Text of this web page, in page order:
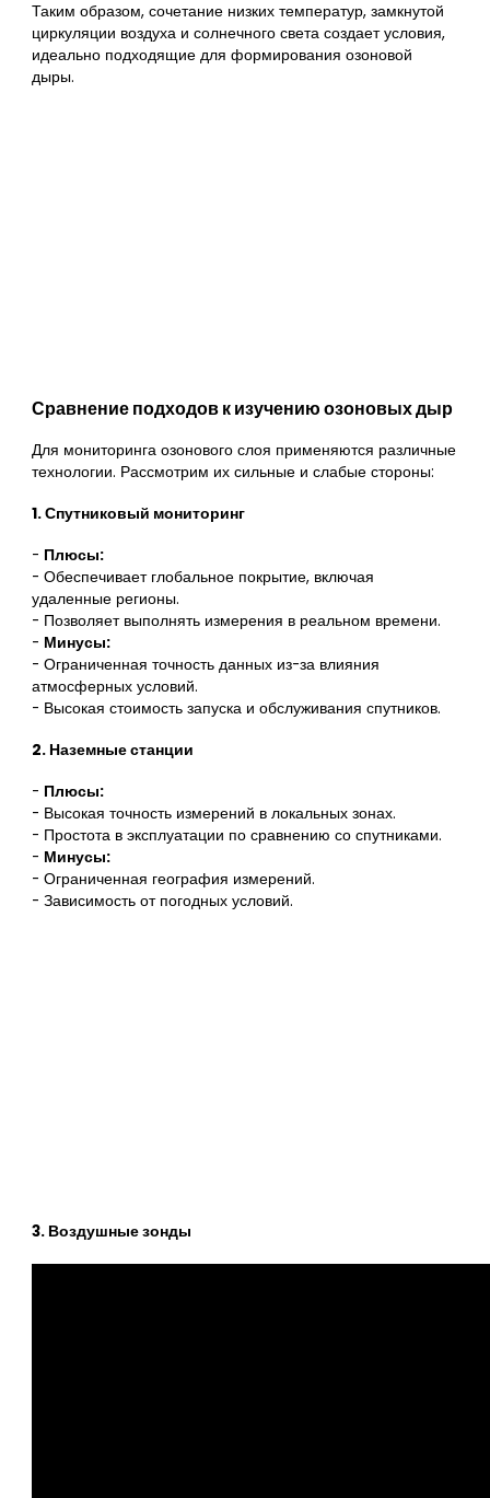
Таким образом, сочетание низких температур, замкнутой
циркуляции воздуха и солнечного света создает условия,
идеально подходящие для формирования озоновой
дыры.
Сравнение подходов к изучению озоновых дыр
Для мониторинга озонового слоя применяются различные
технологии. Рассмотрим их сильные и слабые стороны:
1. Спутниковый мониторинг
- Плюсы:
- Обеспечивает глобальное покрытие, включая
удаленные регионы.
- Позволяет выполнять измерения в реальном времени.
- Минусы:
- Ограниченная точность данных из-за влияния
атмосферных условий.
- Высокая стоимость запуска и обслуживания спутников.
2. Наземные станции
- Плюсы:
- Высокая точность измерений в локальных зонах.
- Простота в эксплуатации по сравнению со спутниками.
- Минусы:
- Ограниченная география измерений.
- Зависимость от погодных условий.
3. Воздушные зонды